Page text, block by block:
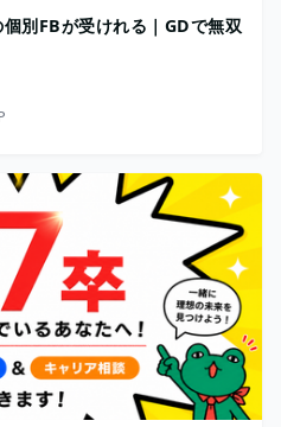
別FBが受けれる｜GDで無双